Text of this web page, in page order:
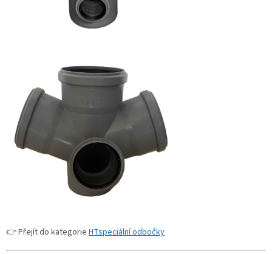
👉 Přejít do kategorie HTspeciální odbočky